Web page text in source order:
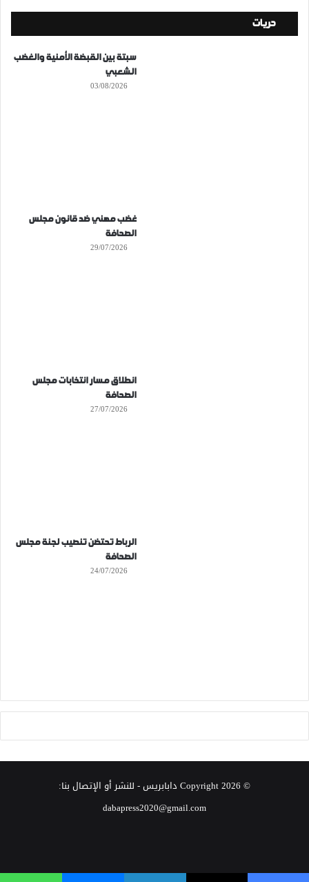
حريات
سبتة بين القبضة الأمنية والغضب
الشعبي
03/08/2026
غضب مهني ضد قانون مجلس
الصحافة
29/07/2026
انطلاق مسار انتخابات مجلس
الصحافة
27/07/2026
الرباط تحتضن تنصيب لجنة مجلس
الصحافة
24/07/2026
© Copyright 2026 دابابريس- للنشر أو الإتصال بنا:
dabapress2020@gmail.com